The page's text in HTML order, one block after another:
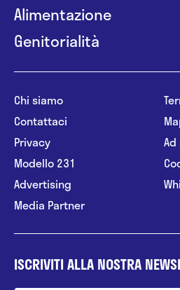
Alimentazione
Genitorialità
Chi siamo
Contattaci
Privacy
Modello 231
Advertising
Media Partner
ISCRIVITI ALLA NOSTRA